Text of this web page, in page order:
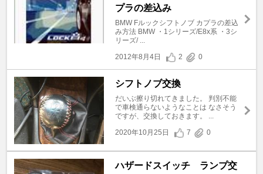
プラの差込み
BMW Fルックシフトノブ カプラの差込
み方法 BMW ・1シリーズ/E8x系 ・3シ
リーズ/ ...
2012年8月4日
2 0
シフトノブ交換
だいぶ擦り切れてきました。 判別不能
で車検通らないようなことは なさそう
ですが、交換しておきます。 ...
2020年10月25日
7 0
ハザードスイッチ ランプ交